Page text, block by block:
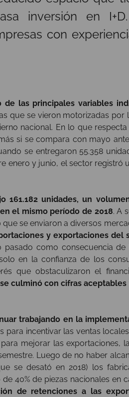
inversión en
con
de las principales variables
que se vieron motorizadas por
nacional. En lo que respecta
si se compara con mayo
se entregaron 55.358
enero y junio, el sector registró
161.182 unidades, un
el mismo período de 2018. A
que se enviaron a diversos
y exportaciones del
como consecuencia de
en la confianza de los
que obstaculizaron el
culminó con cifras
trabajando en la
para incentivar las ventas
mejorar las exportaciones,
Luego de no haber
se desató en 2018) los
40% de piezas nacionales en
de retenciones a las